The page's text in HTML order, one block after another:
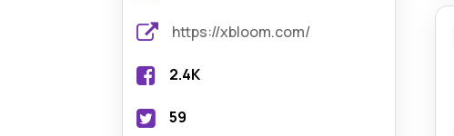
https://xbloom.com/
2.4K
59